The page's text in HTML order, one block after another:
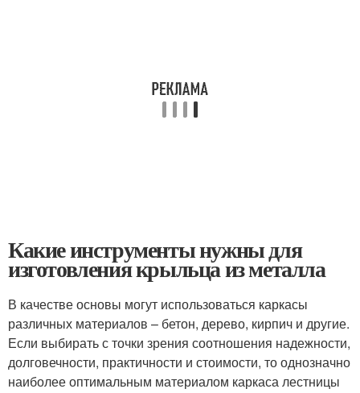
Какие инструменты нужны для
изготовления крыльца из металла
В качестве основы могут использоваться каркасы
различных материалов – бетон, дерево, кирпич и другие.
Если выбирать с точки зрения соотношения надежности,
долговечности, практичности и стоимости, то однозначно
наиболее оптимальным материалом каркаса лестницы